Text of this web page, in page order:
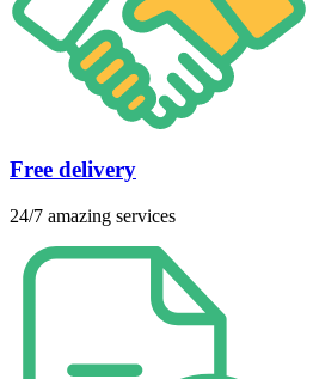
Free delivery
24/7 amazing services